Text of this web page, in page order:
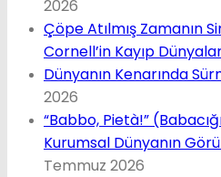
2026
Çöpe Atılmış Zamanın
Cornell’in Kayıp
Dünyanın Kenarında
2026
“Babbo, Pietà!”
Kurumsal Dünyanın
Temmuz 2026